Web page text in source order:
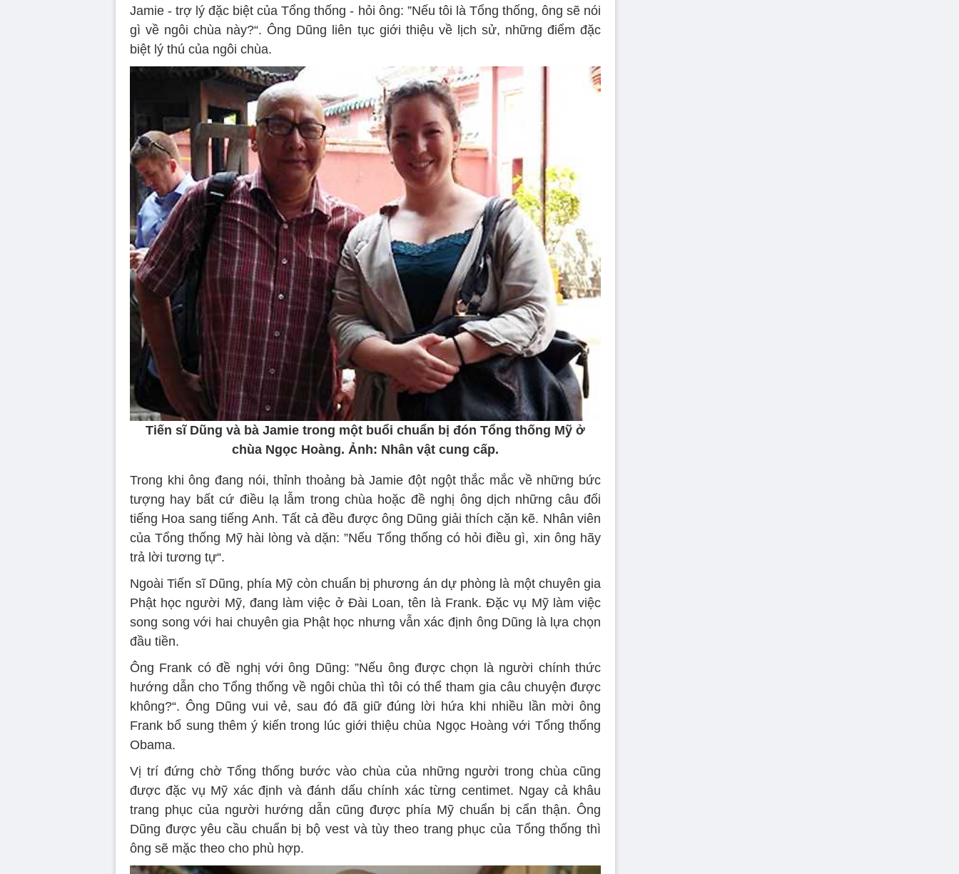
Jamie - trợ lý đặc biệt của Tổng thống - hỏi ông: ”Nếu tôi là Tổng thống, ông sẽ nói
gì về ngôi chùa này?“. Ông Dũng liên tục giới thiệu về lịch sử, những điểm đặc
biệt lý thú của ngôi chùa.
Tiến sĩ Dũng và bà Jamie trong một buổi chuẩn bị đón Tổng thống Mỹ ở
chùa Ngọc Hoàng. Ảnh: Nhân vật cung cấp.
Trong khi ông đang nói, thỉnh thoảng bà Jamie đột ngột thắc mắc về những bức
tượng hay bất cứ điều lạ lẫm trong chùa hoặc đề nghị ông dịch những câu đối
tiếng Hoa sang tiếng Anh. Tất cả đều được ông Dũng giải thích cặn kẽ. Nhân viên
của Tổng thống Mỹ hài lòng và dặn: ”Nếu Tổng thống có hỏi điều gì, xin ông hãy
trả lời tương tự“.
Ngoài Tiến sĩ Dũng, phía Mỹ còn chuẩn bị phương án dự phòng là một chuyên gia
Phật học người Mỹ, đang làm việc ở Đài Loan, tên là Frank. Đặc vụ Mỹ làm việc
song song với hai chuyên gia Phật học nhưng vẫn xác định ông Dũng là lựa chọn
đầu tiền.
Ông Frank có đề nghị với ông Dũng: ”Nếu ông được chọn là người chính thức
hướng dẫn cho Tổng thống về ngôi chùa thì tôi có thể tham gia câu chuyện được
không?“. Ông Dũng vui vẻ, sau đó đã giữ đúng lời hứa khi nhiều lần mời ông
Frank bổ sung thêm ý kiến trong lúc giới thiệu chùa Ngọc Hoàng với Tổng thống
Obama.
Vị trí đứng chờ Tổng thống bước vào chùa của những người trong chùa cũng
được đặc vụ Mỹ xác định và đánh dấu chính xác từng centimet. Ngay cả khâu
trang phục của người hướng dẫn cũng được phía Mỹ chuẩn bị cẩn thận. Ông
Dũng được yêu cầu chuẩn bị bộ vest và tùy theo trang phục của Tổng thống thì
ông sẽ mặc theo cho phù hợp.